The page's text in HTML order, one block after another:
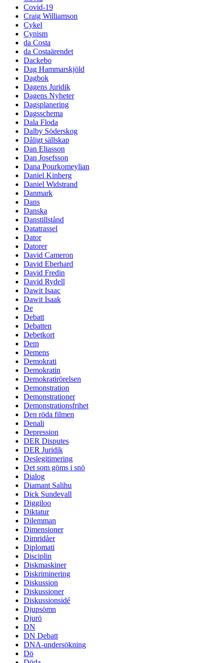
Covid-19
Craig Williamson
Cykel
Cynism
da Costa
da Costaärendet
Dackebo
Dag Hammarskjöld
Dagbok
Dagens Juridik
Dagens Nyheter
Dagsplanering
Dagsschema
Dala Floda
Dalby Söderskog
Dåligt sällskap
Dan Eliasson
Dan Josefsson
Dana Pourkomeylian
Daniel Kinberg
Daniel Widstrand
Danmark
Dans
Danska
Danstillstånd
Datatrassel
Dator
Datorer
David Cameron
David Eberhard
David Fredin
David Rydell
Dawit Isaac
Dawit Isaak
De
Debatt
Debatten
Debetkort
Dem
Demens
Demokrati
Demokratin
Demokratirörelsen
Demonstration
Demonstrationer
Demonstrationsfrihet
Den röda filmen
Denali
Depression
DER Disputes
DER Juridik
Deslegitimering
Det som göms i snö
Dialog
Diamant Salihu
Dick Sundevall
Diggiloo
Diktatur
Dilemman
Dimensioner
Dimridåer
Diplomati
Disciplin
Diskmaskiner
Diskriminering
Diskussion
Diskussioner
Diskussionsidé
Djupsömn
Djurö
DN
DN Debatt
DNA-undersökning
Dö